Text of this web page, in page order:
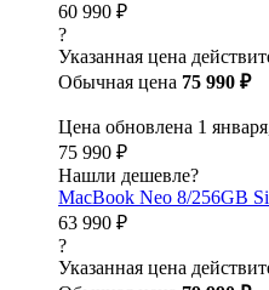
60 990 ₽
?
Указанная цена
Обычная цена 75 990 ₽
Цена обновлена 1
75 990 ₽
Нашли дешевле?
MacBook Neo 8/256GB
63 990 ₽
?
Указанная цена